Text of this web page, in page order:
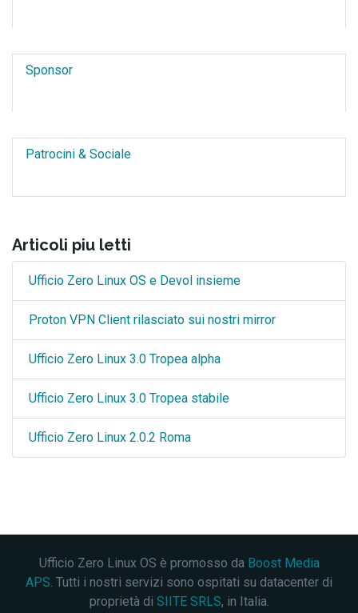
Sponsor
Patrocini & Sociale
Articoli piu letti
Ufficio Zero Linux OS e Devol insieme
Proton VPN Client rilasciato sui nostri mirror
Ufficio Zero Linux 3.0 Tropea alpha
Ufficio Zero Linux 3.0 Tropea stabile
Ufficio Zero Linux 2.0.2 Roma
Ufficio Zero Linux OS è promosso da Boost Media
APS. Tutti i nostri servizi sono ospitati su datacenter di
proprietà di SIITE SRLS, in Italia.